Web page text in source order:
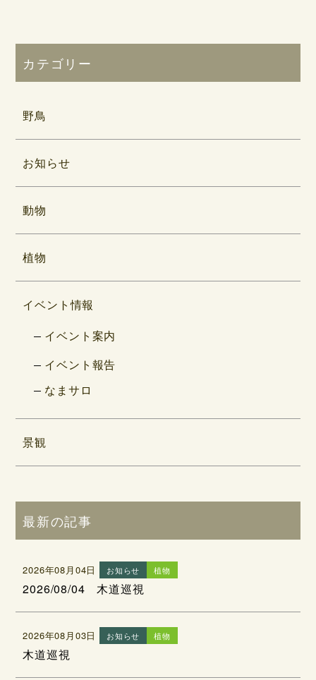
カテゴリー
野鳥
お知らせ
動物
植物
イベント情報
イベント案内
イベント報告
なまサロ
景観
最新の記事
2026年08月04日 お知らせ 植物
2026/08/04 木道巡視
2026年08月03日 お知らせ 植物
木道巡視